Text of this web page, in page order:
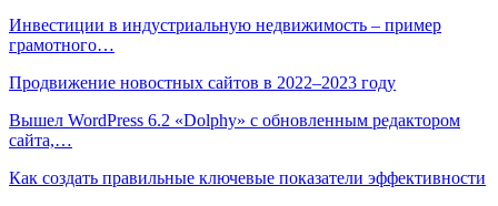
Инвестиции в индустриальную недвижимость – пример
грамотного…
Продвижение новостных сайтов в 2022–2023 году
Вышел WordPress 6.2 «Dolphy» с обновленным редактором
сайта,…
Как создать правильные ключевые показатели эффективности